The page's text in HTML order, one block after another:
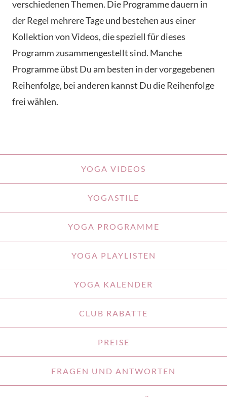
verschiedenen Themen. Die Programme dauern in
der Regel mehrere Tage und bestehen aus einer
Kollektion von Videos, die speziell für dieses
Programm zusammengestellt sind. Manche
Programme übst Du am besten in der vorgegebenen
Reihenfolge, bei anderen kannst Du die Reihenfolge
frei wählen.
YOGA VIDEOS
YOGASTILE
YOGA PROGRAMME
YOGA PLAYLISTEN
YOGA KALENDER
CLUB RABATTE
PREISE
FRAGEN UND ANTWORTEN